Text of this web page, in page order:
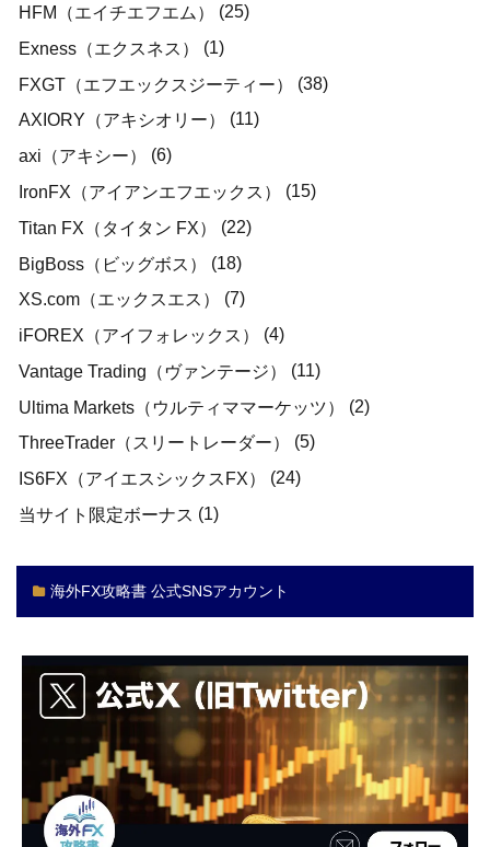
HFM（エイチエフエム）
(25)
Exness（エクスネス）
(1)
FXGT（エフエックスジーティー）
(38)
AXIORY（アキシオリー）
(11)
axi（アキシー）
(6)
IronFX（アイアンエフエックス）
(15)
Titan FX（タイタン FX）
(22)
BigBoss（ビッグボス）
(18)
XS.com（エックスエス）
(7)
iFOREX（アイフォレックス）
(4)
Vantage Trading（ヴァンテージ）
(11)
Ultima Markets（ウルティママーケッツ）
(2)
ThreeTrader（スリートレーダー）
(5)
IS6FX（アイエスシックスFX）
(24)
当サイト限定ボーナス (1)
海外FX攻略書 公式SNSアカウント